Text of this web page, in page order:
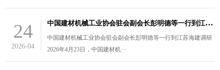
24
2026-04
中
国建材机械工业协会驻会副会长彭明德等一行到江苏海建调研
中国建材机械工业协会驻会副会长彭明德等一行到江苏海建调研
2026年4月23日，中国建材机···